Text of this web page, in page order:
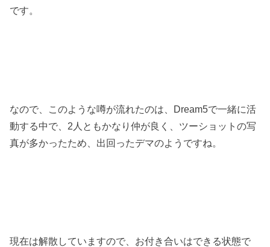
です。
なので、このような噂が流れたのは、 Dream5で一緒に活
動する中で、 2 人ともかなり仲が良く、ツーショットの写
真が多かったため、出回ったデマのようですね。
現在は解散していますので、お付き合いはできる状態で